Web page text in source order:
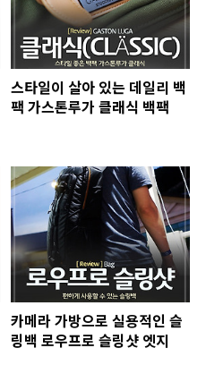
스타일이 살아 있는 데일리 백
팩 가스톤루가 클래식 백팩
카메라 가방으로 실용적인 슬
링백 로우프로 슬링샷 엣지